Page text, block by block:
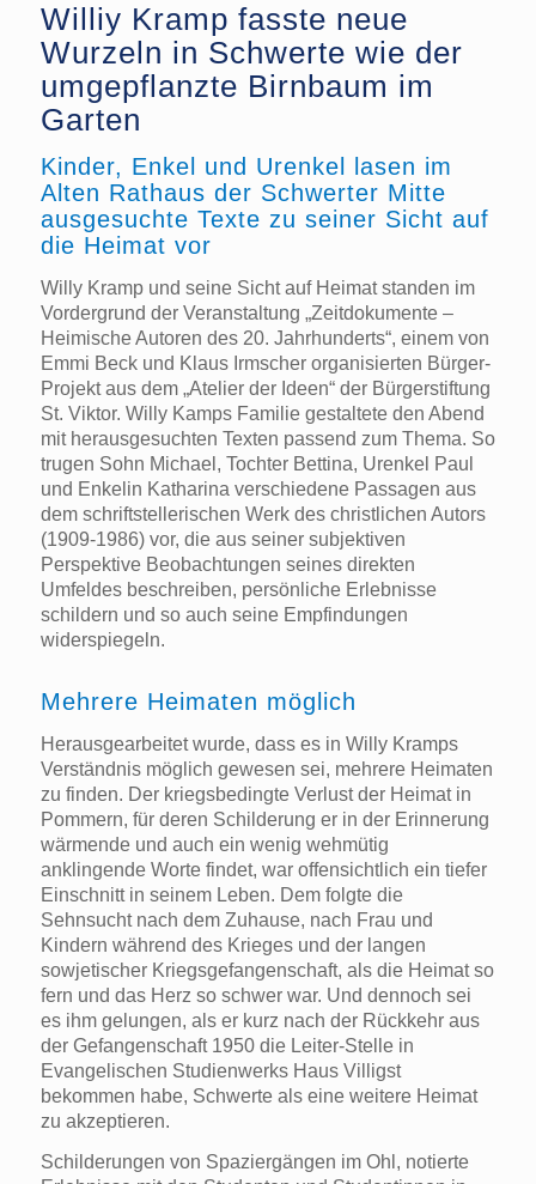
Williy Kramp fasste neue
Wurzeln in Schwerte wie der
umgepflanzte Birnbaum im
Garten
Kinder, Enkel und Urenkel lasen im
Alten Rathaus der Schwerter Mitte
ausgesuchte Texte zu seiner Sicht auf
die Heimat vor
Willy Kramp und seine Sicht auf Heimat standen im
Vordergrund der Veranstaltung „Zeitdokumente –
Heimische Autoren des 20. Jahrhunderts“, einem von
Emmi Beck und Klaus Irmscher organisierten Bürger-
Projekt aus dem „Atelier der Ideen“ der Bürgerstiftung
St. Viktor. Willy Kamps Familie gestaltete den Abend
mit herausgesuchten Texten passend zum Thema. So
trugen Sohn Michael, Tochter Bettina, Urenkel Paul
und Enkelin Katharina verschiedene Passagen aus
dem schriftstellerischen Werk des christlichen Autors
(1909-1986) vor, die aus seiner subjektiven
Perspektive Beobachtungen seines direkten
Umfeldes beschreiben, persönliche Erlebnisse
schildern und so auch seine Empfindungen
widerspiegeln.
Mehrere Heimaten möglich
Herausgearbeitet wurde, dass es in Willy Kramps
Verständnis möglich gewesen sei, mehrere Heimaten
zu finden. Der kriegsbedingte Verlust der Heimat in
Pommern, für deren Schilderung er in der Erinnerung
wärmende und auch ein wenig wehmütig
anklingende Worte findet, war offensichtlich ein tiefer
Einschnitt in seinem Leben. Dem folgte die
Sehnsucht nach dem Zuhause, nach Frau und
Kindern während des Krieges und der langen
sowjetischer Kriegsgefangenschaft, als die Heimat so
fern und das Herz so schwer war. Und dennoch sei
es ihm gelungen, als er kurz nach der Rückkehr aus
der Gefangenschaft 1950 die Leiter-Stelle in
Evangelischen Studienwerks Haus Villigst
bekommen habe, Schwerte als eine weitere Heimat
zu akzeptieren.
Schilderungen von Spaziergängen im Ohl, notierte